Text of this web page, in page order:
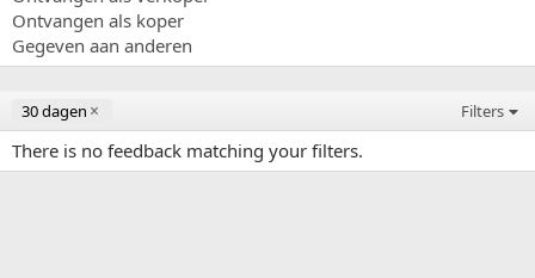
Ontvangen als koper
Gegeven aan anderen
30 dagen Filters
There is no feedback matching your filters.